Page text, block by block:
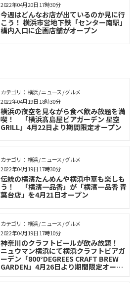
今週はどんなお店が出ているのか見に行
こう！ 横浜市営地下鉄「センター南駅」
構内入口に企画店舗がオープン
2022年04月20日 17時30分
カテゴリ： 横浜 / ニュース / グルメ
横浜の夜空を見ながら食べ飲み放題を満
喫！ 「横浜髙島屋ビアガーデン 星空
GRILL」4月22日より期間限定オープン
2022年04月19日 18時30分
カテゴリ： 横浜 / ニュース / グルメ
伝統の横濱たんめんや横浜中華も楽しも
う！ 「横濱一品香」が「横濱一品香 青
葉台店」を4月21日オープン
2022年04月19日 17時30分
カテゴリ： 横浜 / ニュース / グルメ
神奈川のクラフトビールが飲み放題！
ニュウマン横浜にて横浜クラフトビアガ
ーデン「800°DEGREES CRAFT BREW
GARDEN」4月26日より期間限定オープ
ン
2022年04月19日 17時10分